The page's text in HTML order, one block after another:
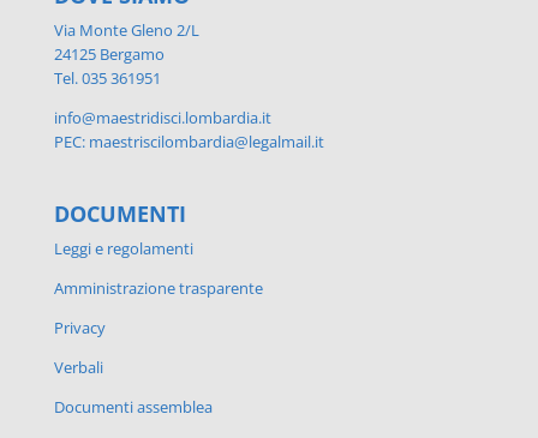
Via Monte Gleno 2/L
24125 Bergamo
Tel. 035 361951
info@maestridisci.lombardia.it
PEC: maestriscilombardia@legalmail.it
DOCUMENTI
Leggi e regolamenti
Amministrazione trasparente
Privacy
Verbali
Documenti assemblea